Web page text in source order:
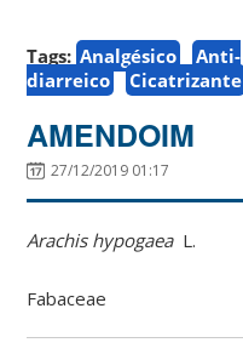
Tags: Analgésico
Anti-
diarreico
Cicatrizante
AMENDOIM
27/12/2019 01:17
Arachis hypogaea L.
Fabaceae